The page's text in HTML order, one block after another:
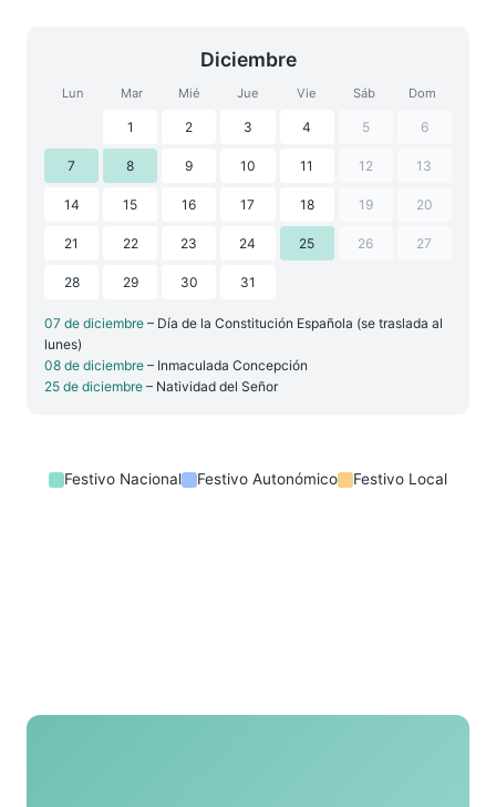
Diciembre
Lun Mar Mié Jue Vie Sáb Dom
1 2 3 4 5 6
7 8 9 10 11 12 13
14 15 16 17 18 19 20
21 22 23 24 25 26 27
28 29 30 31
07 de diciembre – Día de la Constitución Española (se traslada al
lunes)
08 de diciembre – Inmaculada Concepción
25 de diciembre – Natividad del Señor
Festivo Nacional Festivo Autonómico Festivo Local